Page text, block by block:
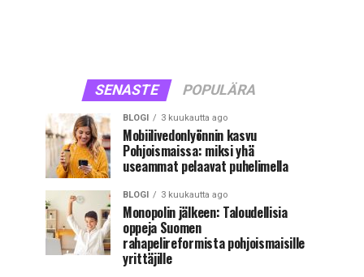
SENASTE POPULÄRA
BLOGI 3 kuukautta ago
Mobiilivedonlyönnin kasvu
Pohjoismaissa: miksi yhä
useammat pelaavat puhelimella
BLOGI 3 kuukautta ago
Monopolin jälkeen: Taloudellisia
oppeja Suomen
rahapelireformista pohjoismaisille
yrittäjille